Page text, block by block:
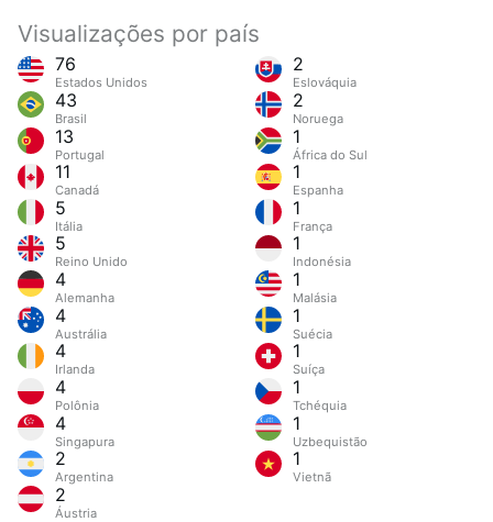
Visualizações por país
76
Estados Unidos
43
Brasil
13
Portugal
11
Canadá
5
Itália
5
Reino Unido
4
Alemanha
4
Austrália
4
Irlanda
4
Polônia
4
Singapura
2
Argentina
2
Áustria
2
Eslováquia
2
Noruega
1
África do Sul
1
Espanha
1
França
1
Indonésia
1
Malásia
1
Suécia
1
Suíça
1
Tchéquia
1
Uzbequistão
1
Vietnã